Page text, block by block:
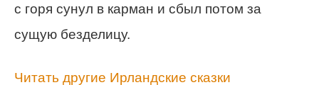
с горя сунул в карман и сбыл потом за
сущую безделицу.
Читать другие Ирландские сказки